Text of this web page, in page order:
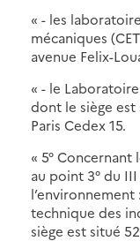
« - les
mécaniques
avenue Felix-
« - le
dont le siège est
Paris Cedex 15.
« 5°
au point 3° du III
technique des
siège est situé